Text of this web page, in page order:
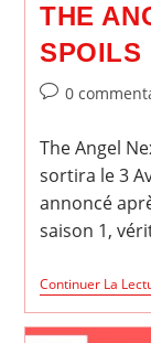
THE
SPOILS
Commentaires
la
publication :
0
The Angel
sortira le 3
annoncé
saison 1,
Continuer La